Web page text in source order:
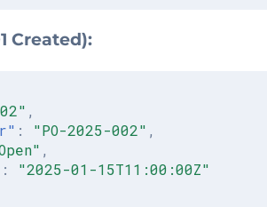
Created):
,
: "PO-2025-002" ,
,
:
"2025-01-15T11:00:00Z"